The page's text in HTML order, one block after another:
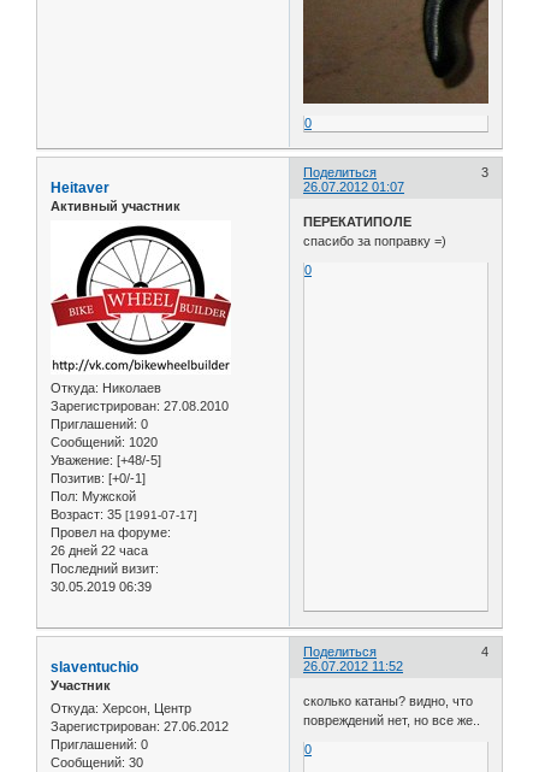
0
Поделиться
3
26.07.2012 01:07
Heitaver
Активный участник
Откуда: Николаев
Зарегистрирован: 27.08.2010
Приглашений: 0
Сообщений: 1020
Уважение: [+48/-5]
Позитив: [+0/-1]
Пол: Мужской
Возраст: 35 [1991-07-17]
Провел на форуме:
26 дней 22 часа
Последний визит:
30.05.2019 06:39
ПЕРЕКАТИПОЛЕ
спасибо за поправку =)
0
Поделиться
4
26.07.2012 11:52
slaventuchio
Участник
Откуда: Херсон, Центр
Зарегистрирован: 27.06.2012
Приглашений: 0
Сообщений: 30
сколько катаны? видно, что
повреждений нет, но все же..
0